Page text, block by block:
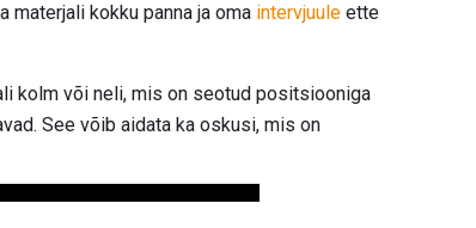
kokku panna ja oma intervjuule ette
kolm või neli, mis on seotud positsiooniga
See võib aidata ka oskusi, mis on